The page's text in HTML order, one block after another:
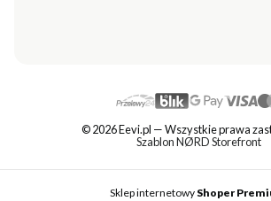
© 2026 Eevi.pl — Wszystkie prawa
Szablon NØRD Storefront
Sklep internetowy Shoper